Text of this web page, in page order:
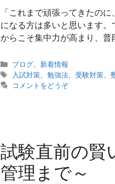
「これまで頑張ってきたの
になる方は多いと思います
からこそ集中力が高まり、
カ
テ
ゴ
ブログ
新着情報
タ
グ
入試対策 、勉強法 、受験対策 、
コメントをどうぞ
試験直前の賢
管理まで～